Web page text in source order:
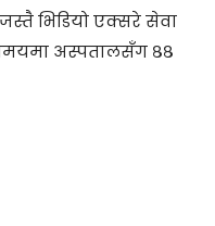
भिडियो एक्सरे सेवा
अस्पतालसँग ८८